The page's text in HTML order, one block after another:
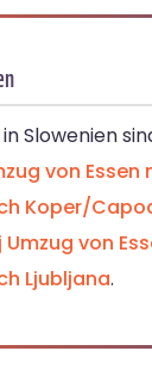
Slowenien
von Essen
Koper/
Umzug von
Ljubljana.